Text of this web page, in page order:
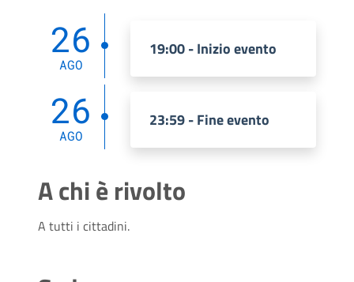
26
AGO
19:00 - Inizio evento
26
AGO
23:59 - Fine evento
A chi è rivolto
A tutti i cittadini.